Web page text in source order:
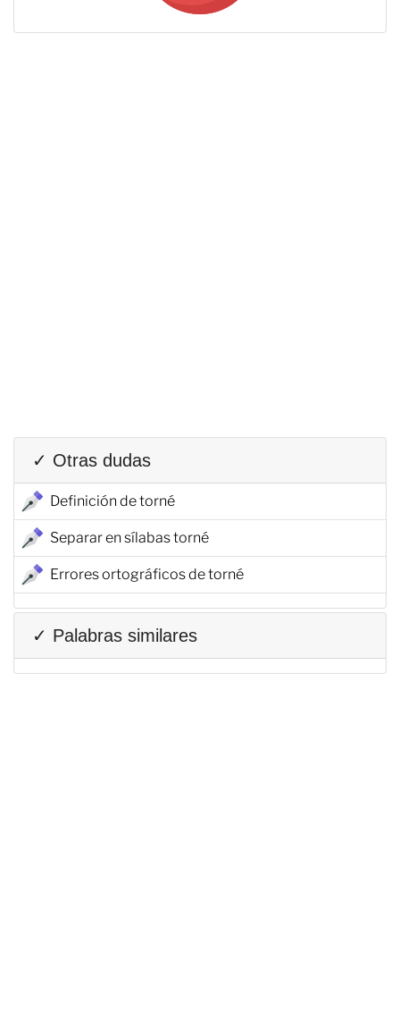
✓ Otras dudas
Definición de torné
Separar en sílabas torné
Errores ortográficos de torné
✓ Palabras similares